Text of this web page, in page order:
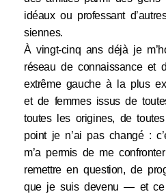
idéaux ou professant
siennes.
À vingt-cinq ans déjà je
réseau de connaissance et
extrême gauche à la plus
et de femmes issus de
toutes les origines, de
point je n’ai pas changé :
m’a permis de me
remettre en question, de
que je suis devenu — et ce